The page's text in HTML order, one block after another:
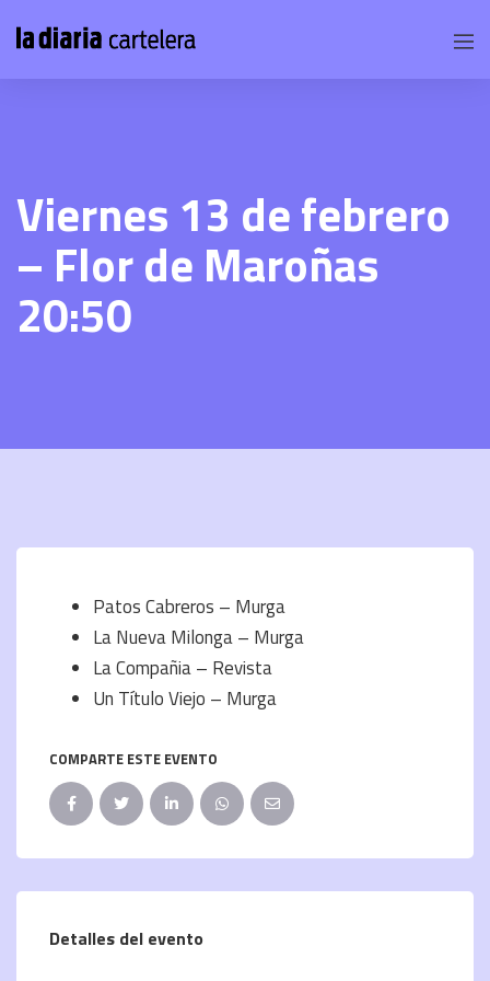
Viernes 13 de febrero
– Flor de Maroñas
20:50
Patos Cabreros – Murga
La Nueva Milonga – Murga
La Compañia – Revista
Un Título Viejo – Murga
COMPARTE ESTE EVENTO
Detalles del evento